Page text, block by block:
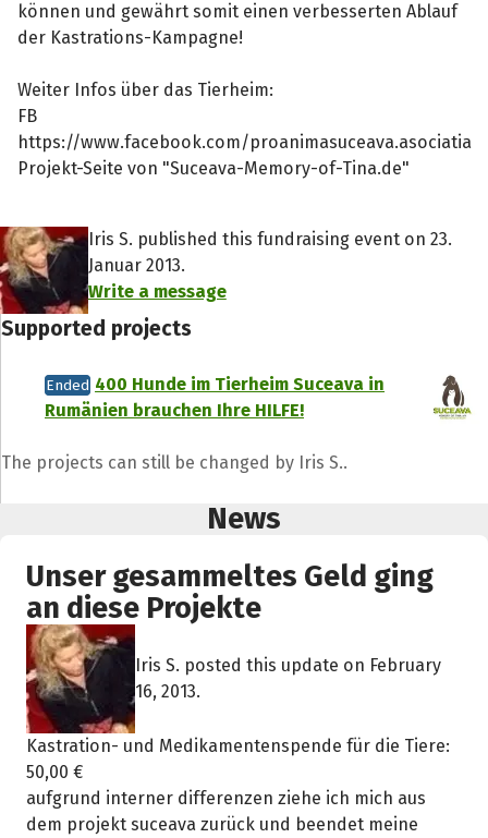
können und gewährt somit einen verbesserten Ablauf
der Kastrations-Kampagne!
Weiter Infos über das Tierheim:
FB
https://www.facebook.com/proanimasuceava.asociatia
Projekt-Seite von "Suceava-Memory-of-Tina.de"
Iris S. published this fundraising event on 23.
Januar 2013.
Write a message
Supported projects
Ended 400 Hunde im Tierheim Suceava in
Rumänien brauchen Ihre HILFE!
The projects can still be changed by Iris S..
News
Unser gesammeltes Geld ging
an diese Projekte
Iris S. posted this update on February
16, 2013.
Kastration- und Medikamentenspende für die Tiere:
50,00 €
aufgrund interner differenzen ziehe ich mich aus
dem projekt suceava zurück und beendet meine